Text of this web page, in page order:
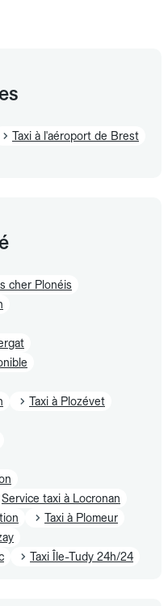
Taxi à l'aéroport de Brest
cher Plonéis
Taxi à Plozévet
Service taxi à Locronan
Taxi à Plomeur
Taxi Île-Tudy 24h/24